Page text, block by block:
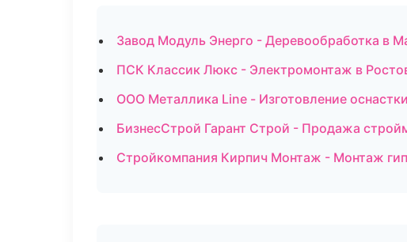
Завод Модуль Энерго - Деревообработка в
ПСК Классик Люкс - Электромонтаж в
ООО Металлика Line - Изготовление
БизнесСтрой Гарант Строй - Продажа
Стройкомпания Кирпич Монтаж - Монтаж